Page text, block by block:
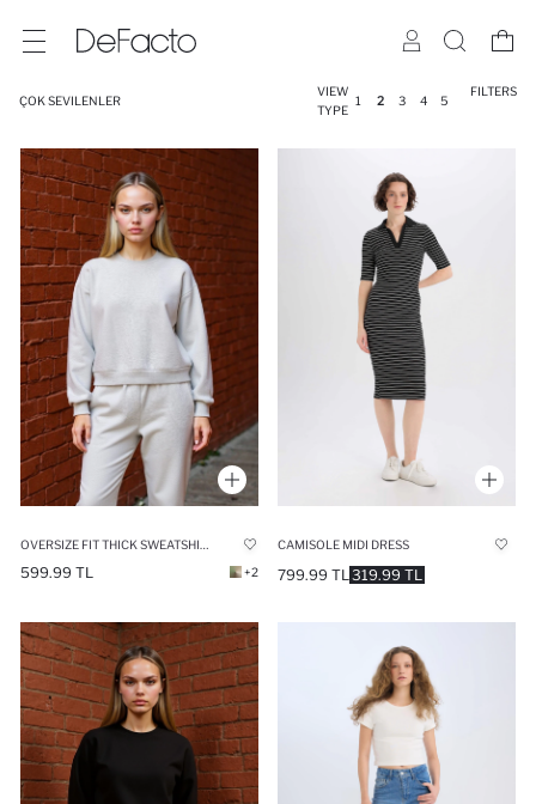
ÇOK SEVILENLER
VIEW
TYPE
1 2 3 4 5
FILTERS
599.99 TL +2
CAMISOLE MIDI DRESS
319.99 TL
799.99 TL